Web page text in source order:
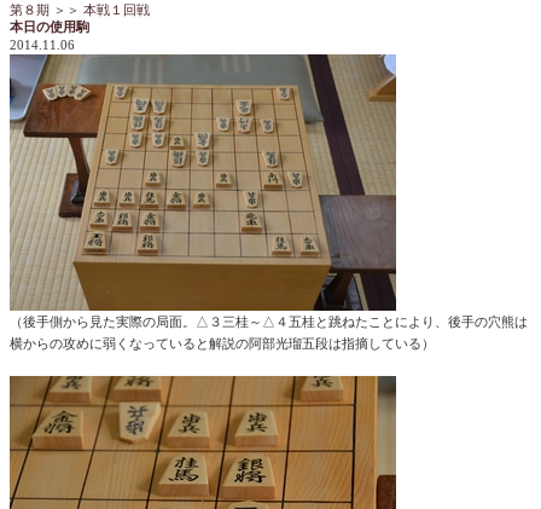
第８期 ＞＞ 本戦１回戦
本日の使用駒
2014.11.06
（後手側から見た実際の局面。△３三桂～△４五桂と跳ねたことにより、後手の穴熊は
横からの攻めに弱くなっていると解説の阿部光瑠五段は指摘している）